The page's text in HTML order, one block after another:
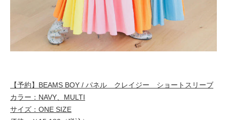
【予約】BEAMS BOY / パネル クレイジー ショートスリーブ
カラー：NAVY、MULTI
サイズ：ONE SIZE